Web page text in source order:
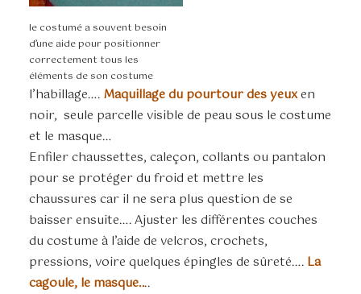
le costumé a souvent besoin
d’une aide pour positionner
correctement tous les
éléments de son costume
l’habillage…. Maquillage du pourtour des yeuxen
noir, seule parcelle visible de peau sous le costume
et le masque…
Enfiler chaussettes, caleçon, collants ou pantalon
pour se protéger du froid et mettre les
chaussures car il ne sera plus question de se
baisser ensuite…. Ajuster les différentes couches
du costume à l’aide de velcros, crochets,
pressions, voire quelques épingles de sûreté…. La
cagoule, le masque....